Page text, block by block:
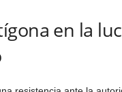
en la